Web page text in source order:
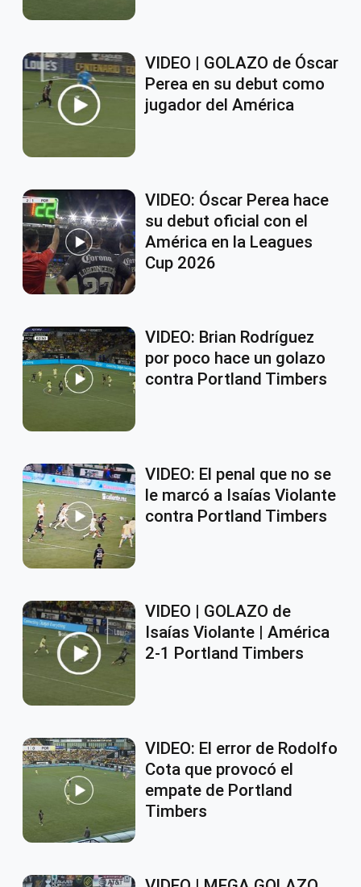
VIDEO | GOLAZO de Óscar
Perea en su debut como
jugador del América
VIDEO: Óscar Perea hace
su debut oficial con el
América en la Leagues
Cup 2026
VIDEO: Brian Rodríguez
por poco hace un golazo
contra Portland Timbers
VIDEO: El penal que no se
le marcó a Isaías Violante
contra Portland Timbers
VIDEO | GOLAZO de
Isaías Violante | América
2-1 Portland Timbers
VIDEO: El error de Rodolfo
Cota que provocó el
empate de Portland
Timbers